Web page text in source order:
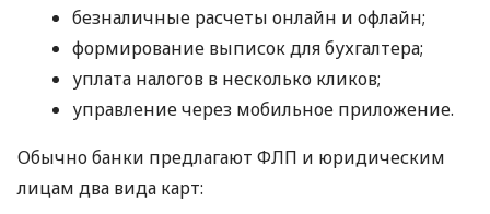
безналичные расчеты онлайн и офлайн;
формирование выписок для бухгалтера;
уплата налогов в несколько кликов;
управление через мобильное приложение.
Обычно банки предлагают ФЛП и юридическим
лицам два вида карт: